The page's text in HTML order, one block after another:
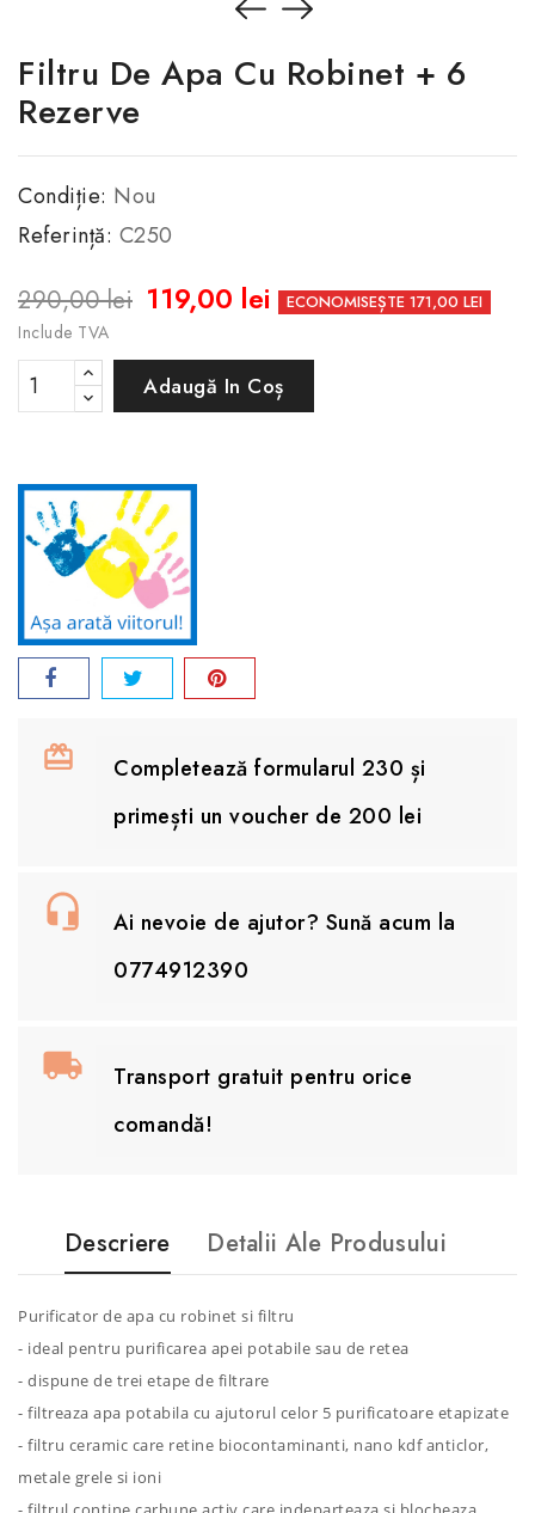
Filtru De Apa Cu Robinet + 6
Rezerve
Condiție: Nou
Referință: C250
290,00 lei 119,00 lei ECONOMISEȘTE 171,00 LEI
Include TVA
Adaugă In Coș
Completează formularul 230 și
primești un voucher de 200 lei
Ai nevoie de ajutor? Sună acum la
0774912390
Transport gratuit pentru orice
comandă!
Descriere Detalii Ale Produsului
Purificator de apa cu robinet si filtru
- ideal pentru purificarea apei potabile sau de retea
- dispune de trei etape de filtrare
- filtreaza apa potabila cu ajutorul celor 5 purificatoare etapizate
- filtru ceramic care retine biocontaminanti, nano kdf anticlor,
metale grele si ioni